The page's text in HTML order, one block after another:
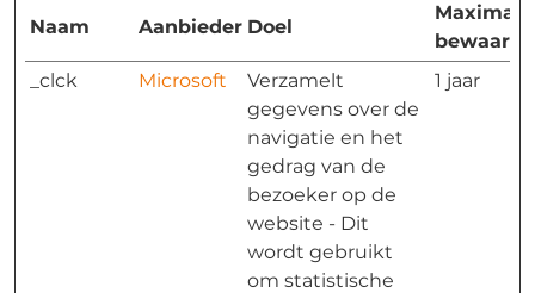
Naam Aanbieder Doel
Maximale
_clck
Microsoft
Verzamelt
gegevens over de
navigatie en het
gedrag van de
bezoeker op de
website - Dit
wordt gebruikt
om statistische
1 jaar